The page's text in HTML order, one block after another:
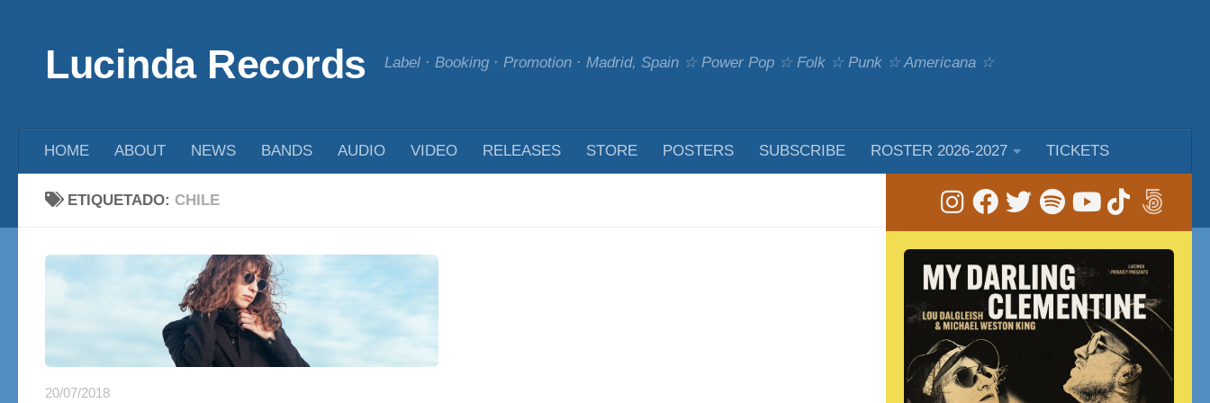
Lucinda Records Label · Booking · Promotion · Madrid, Spain ☆ Power Pop ☆ Folk ☆ Punk ☆ Americana ☆
HOME ABOUT NEWS BANDS AUDIO VIDEO RELEASES STORE POSTERS SUBSCRIBE ROSTER 2026-2027 TICKETS
ETIQUETADO: CHILE
20/07/2018